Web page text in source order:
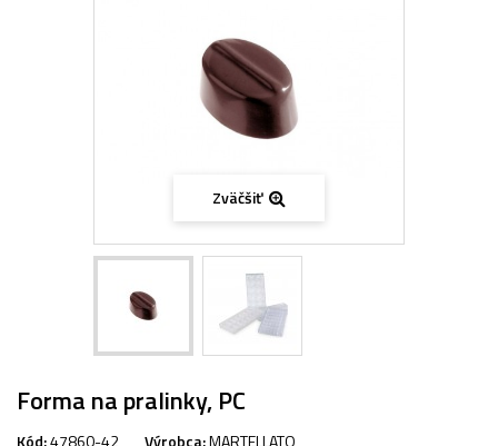
Zväčšiť
Forma na pralinky, PC
Kód:47860-42 Výrobca:MARTELLATO